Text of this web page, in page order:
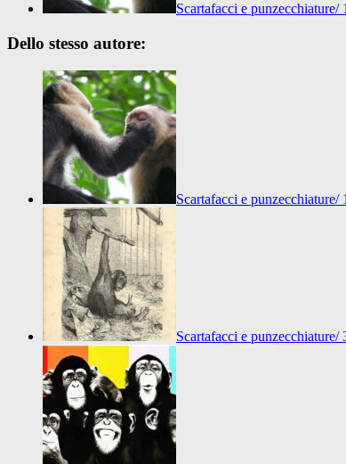
Scartafacci e punzecchiature/
Dello stesso autore:
Scartafacci e punzecchiature/
Scartafacci e punzecchiature/